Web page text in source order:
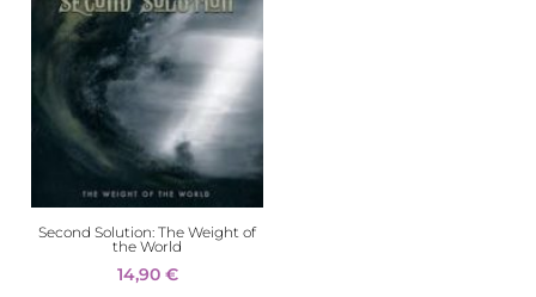
Second Solution: The Weight of
the World
14,90 €